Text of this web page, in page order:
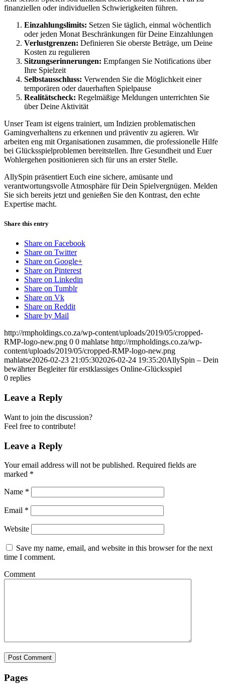
finanziellen oder individuellen Schwierigkeiten führen.
Einzahlungslimits: Setzen Sie täglich, einmal wöchentlich
oder jeden Monat Beschränkungen für Deine Einzahlungen
Verlustgrenzen: Definieren Sie oberste Beträge, um Deine
Kosten zu regulieren
Sitzungserinnerungen: Empfangen Sie Notifications über
Ihre Spielzeit
Selbstausschluss: Verwenden Sie die Möglichkeit einer
temporären oder dauerhaften Spielpause
Realitätscheck: Regelmäßige Meldungen unterrichten Sie
über Deine Aktivität
Unser Team ist eigens trainiert, um Indizien problematischen
Gamingverhaltens zu erkennen und präventiv zu agieren. Wir
arbeiten eng mit Organisationen zusammen, die professionelle Hilfe
bei Glücksspielproblemen bereitstellen. Ihre Gesundheit und Euer
Wohlergehen positionieren sich für uns an erster Stelle.
AllySpin präsentiert Euch eine sichere, amüsante und
verantwortungsvolle Atmosphäre für Dein Spielvergnügen. Melden
Sie sich bereits jetzt und genießen Sie den Kontrast, den echte
Expertise macht.
Share this entry
Share on Facebook
Share on Twitter
Share on Google+
Share on Pinterest
Share on Linkedin
Share on Tumblr
Share on Vk
Share on Reddit
Share by Mail
http://rmpholdings.co.za/wp-content/uploads/2019/05/cropped-
RMP-logo-new.png 0 0 mahlatse http://rmpholdings.co.za/wp-
content/uploads/2019/05/cropped-RMP-logo-new.png
mahlatse2026-02-23 21:05:302026-02-24 19:35:20AllySpin – Dein
bewährter Begleiter für erstklassiges Online-Glücksspiel
0 replies
Leave a Reply
Want to join the discussion?
Feel free to contribute!
Leave a Reply
Your email address will not be published. Required fields are
marked *
Name *
Email *
Website
Save my name, email, and website in this browser for the next
time I comment.
Comment
Pages